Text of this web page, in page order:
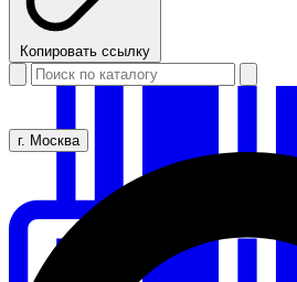
Копировать ссылку